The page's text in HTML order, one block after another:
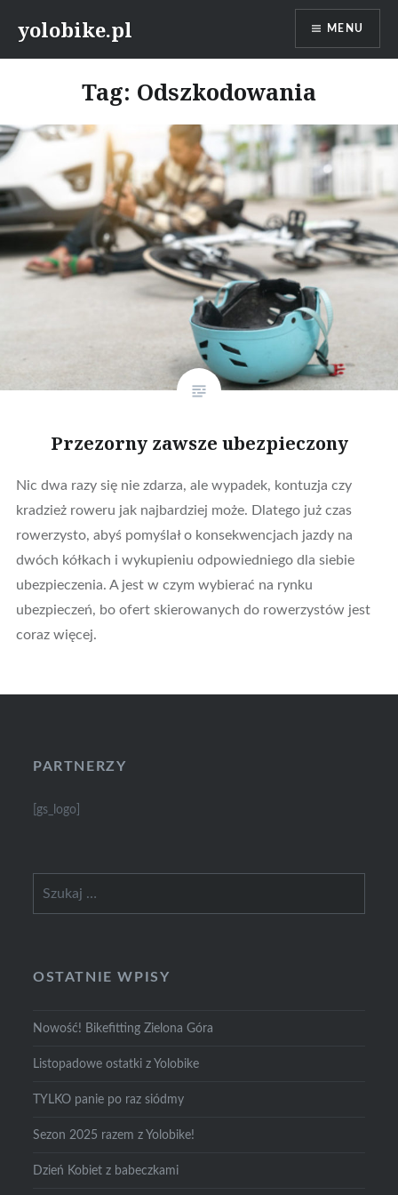
yolobike.pl MENU
Tag: Odszkodowania
Przezorny zawsze ubezpieczony
Nic dwa razy się nie zdarza, ale wypadek, kontuzja czy
kradzież roweru jak najbardziej może. Dlatego już czas
rowerzysto, abyś pomyślał o konsekwencjach jazdy na
dwóch kółkach i wykupieniu odpowiedniego dla siebie
ubezpieczenia. A jest w czym wybierać na rynku
ubezpieczeń, bo ofert skierowanych do rowerzystów jest
coraz więcej.
PARTNERZY
[gs_logo]
OSTATNIE WPISY
Nowość! Bikefitting Zielona Góra
Listopadowe ostatki z Yolobike
TYLKO panie po raz siódmy
Sezon 2025 razem z Yolobike!
Dzień Kobiet z babeczkami